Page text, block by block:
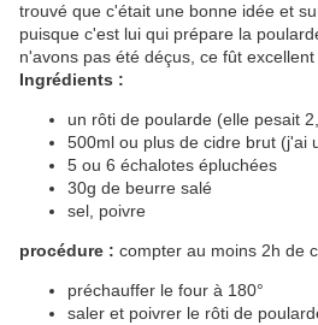
trouvé que c'était une bonne idée et
puisque c'est lui qui prépare la
n'avons pas été déçus, ce fût excellent
Ingrédients :
un rôti de poularde (elle pesait
500ml ou plus de cidre brut (j'ai
5 ou 6 échalotes épluchées
30g de beurre salé
sel, poivre
procédure : compter au moins 2h de
préchauffer le four à 180°
saler et poivrer le rôti de